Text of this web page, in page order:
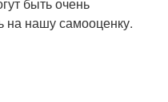
быть очень
на нашу самооценку.